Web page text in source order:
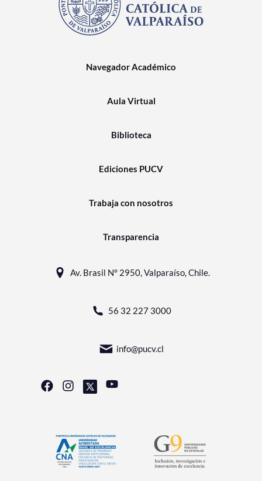
Navegador Académico
Aula Virtual
Biblioteca
Ediciones PUCV
Trabaja con nosotros
Transparencia
Av. Brasil N° 2950, Valparaíso, Chile.
56 32 227 3000
info@pucv.cl